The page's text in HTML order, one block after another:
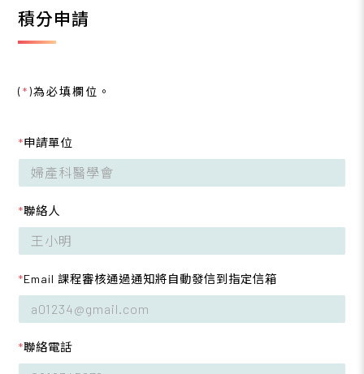
積分申請
(*)為必填欄位。
*申請單位
*聯絡人
*Email 課程審核通過通知將自動發信到指定信箱
*聯絡電話